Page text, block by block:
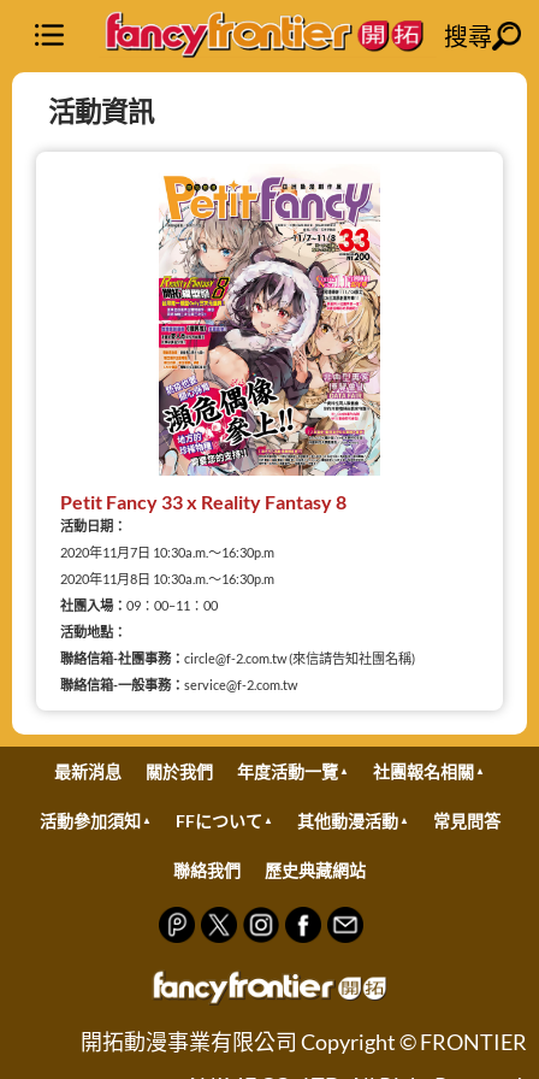
搜尋
活動資訊
Petit Fancy 33 x Reality Fantasy 8
活動日期：
2020年11月7日 10:30a.m.～16:30p.m
2020年11月8日 10:30a.m.～16:30p.m
社團入場： 09：00–11：00
活動地點：
聯絡信箱-社團事務： circle@f-2.com.tw (來信請告知社團名稱)
聯絡信箱-一般事務： service@f-2.com.tw
最新消息 關於我們 年度活動一覽 社團報名相關
活動參加須知 FFについて 其他動漫活動 常見問答
聯絡我們 歷史典藏網站
開拓動漫事業有限公司 Copyright © FRONTIER